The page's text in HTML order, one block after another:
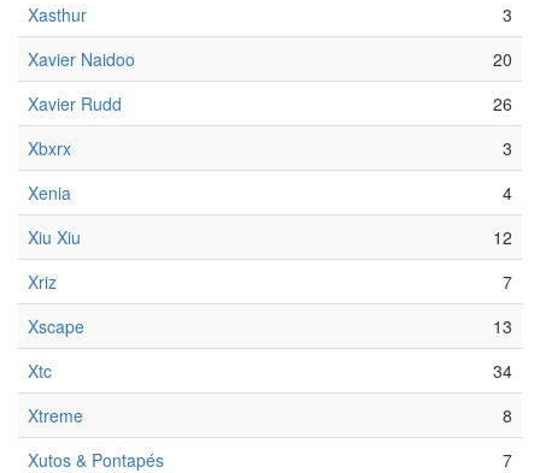
Xasthur
3
Xavier Naidoo
20
Xavier Rudd
26
Xbxrx
3
Xenia
4
Xiu Xiu
12
Xriz
7
Xscape
13
Xtc
34
Xtreme
8
Xutos & Pontapés
7